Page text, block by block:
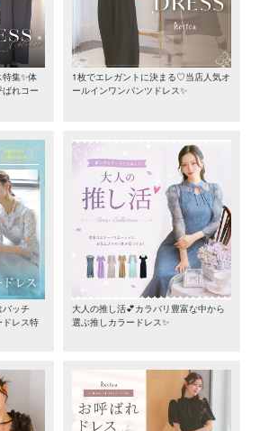
集✨体
れコー
1枚でエレガントに決まる♡当店人気オ
ールインワンパンツドレス✨
バッチ
ドレス特
大人の推し活💕カラバリ豊富な中から
選ぶ推しカラードレス✨